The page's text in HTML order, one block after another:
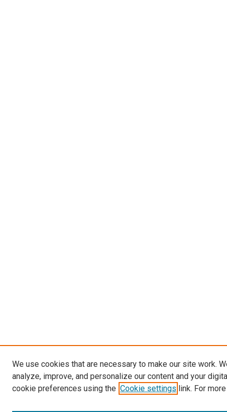
We use cookies that are necessary to make our site work.
analyze, improve, and personalize our content and your
cookie preferences using the Cookie settings link. For